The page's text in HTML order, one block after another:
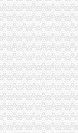
监管海关业务咨询
报关员通关指南--育
关报检-福步外贸论
理
理换证？？_鹭岛
年度报告范本,
环宇科学仪器厂
-中国物流交易中
样办理-政民互动群
资料？_已解决-
新浪博客
是一回事吗？_阿